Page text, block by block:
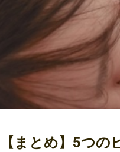
【まとめ】5つ